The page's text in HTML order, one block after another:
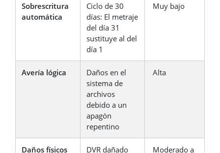
Sobrescritura
automática
Ciclo de 30
días: El metraje
del día 31
sustituye al del
día 1
Muy bajo
Avería lógica
Daños en el
sistema de
archivos
debido a un
apagón
repentino
Alta
Daños físicos
DVR dañado
Moderado a